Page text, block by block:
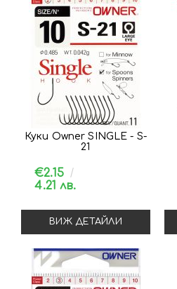
Куки Owner SINGLE - S-
21
€2.15
4.21 лв.
ВИЖ ДЕТАЙЛИ